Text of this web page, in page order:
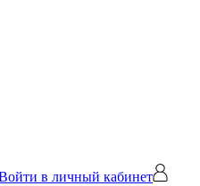
в личный кабинет